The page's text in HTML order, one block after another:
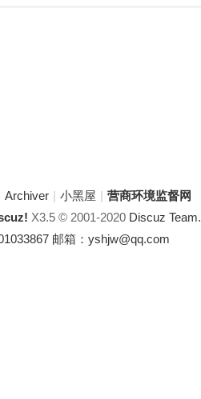
Archiver | 小黑屋 | 营商环境监督网
X3.5© 2001-2020 Discuz Team.
邮箱：yshjw@qq.com